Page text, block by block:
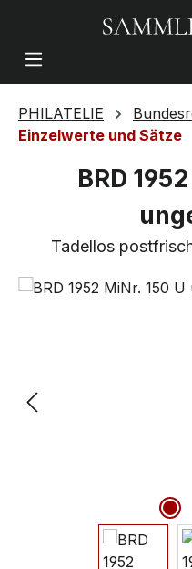
PHILATELIE
Einzelwerte und Sätze
BRD
Tadellos